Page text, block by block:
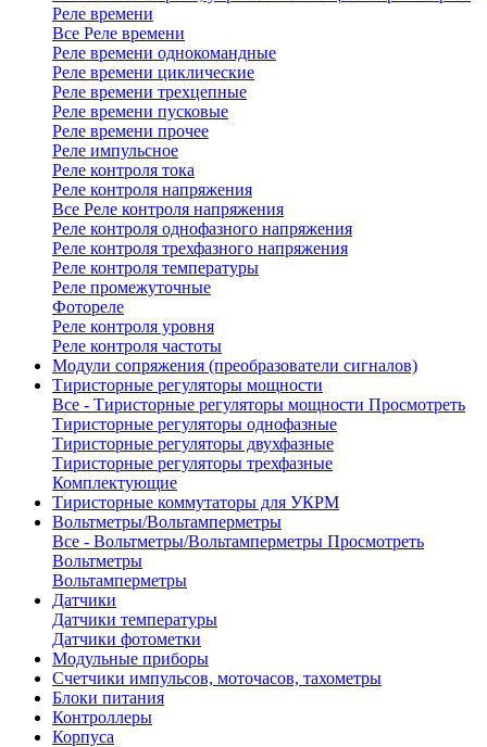
Реле времени
Все Реле времени
Реле времени однокомандные
Реле времени циклические
Реле времени трехцепные
Реле времени пусковые
Реле времени прочее
Реле импульсное
Реле контроля тока
Реле контроля напряжения
Все Реле контроля напряжения
Реле контроля однофазного напряжения
Реле контроля трехфазного напряжения
Реле контроля температуры
Реле промежуточные
Фотореле
Реле контроля уровня
Реле контроля частоты
Модули сопряжения (преобразователи сигналов)
Тиристорные регуляторы мощности
Все - Тиристорные регуляторы мощности Просмотреть
Тиристорные регуляторы однофазные
Тиристорные регуляторы двухфазные
Тиристорные регуляторы трехфазные
Комплектующие
Тиристорные коммутаторы для УКРМ
Вольтметры/Вольтамперметры
Все - Вольтметры/Вольтамперметры Просмотреть
Вольтметры
Вольтамперметры
Датчики
Датчики температуры
Датчики фотометки
Модульные приборы
Счетчики импульсов, моточасов, тахометры
Блоки питания
Контроллеры
Корпуса